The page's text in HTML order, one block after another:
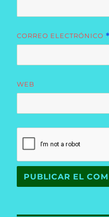
CORREO ELECTRÓNICO *
WEB